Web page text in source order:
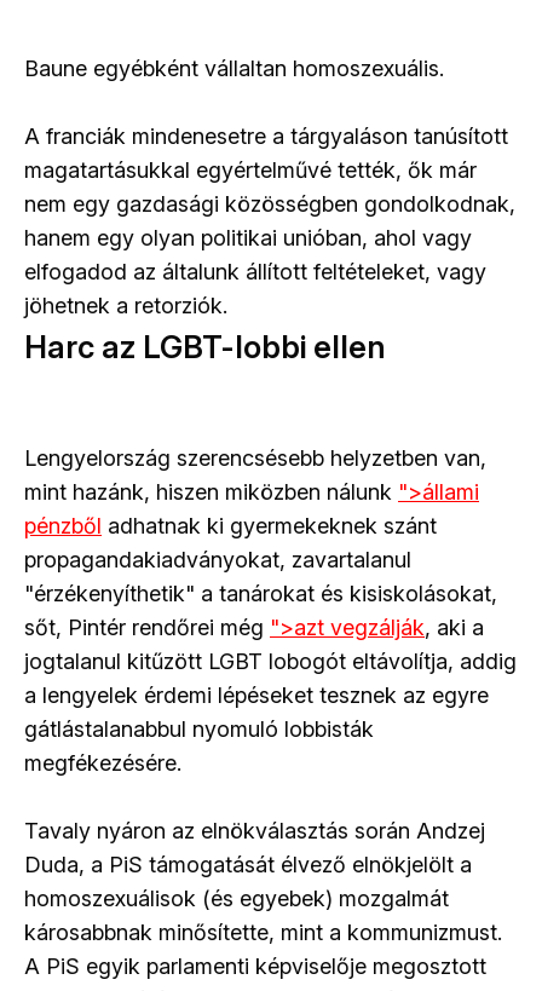
Baune egyébként vállaltan homoszexuális.
A franciák mindenesetre a tárgyaláson tanúsított
magatartásukkal egyértelművé tették, ők már
nem egy gazdasági közösségben gondolkodnak,
hanem egy olyan politikai unióban, ahol vagy
elfogadod az általunk állított feltételeket, vagy
jöhetnek a retorziók.
Harc az LGBT-lobbi ellen
Lengyelország szerencsésebb helyzetben van,
mint hazánk, hiszen miközben nálunk ">állami
pénzből adhatnak ki gyermekeknek szánt
propagandakiadványokat, zavartalanul
"érzékenyíthetik" a tanárokat és kisiskolásokat,
sőt, Pintér rendőrei még ">azt vegzálják, aki a
jogtalanul kitűzött LGBT lobogót eltávolítja, addig
a lengyelek érdemi lépéseket tesznek az egyre
gátlástalanabbul nyomuló lobbisták
megfékezésére.
Tavaly nyáron az elnökválasztás során Andzej
Duda, a PiS támogatását élvező elnökjelölt a
homoszexuálisok (és egyebek) mozgalmát
károsabbnak minősítette, mint a kommunizmust.
A PiS egyik parlamenti képviselője megosztott